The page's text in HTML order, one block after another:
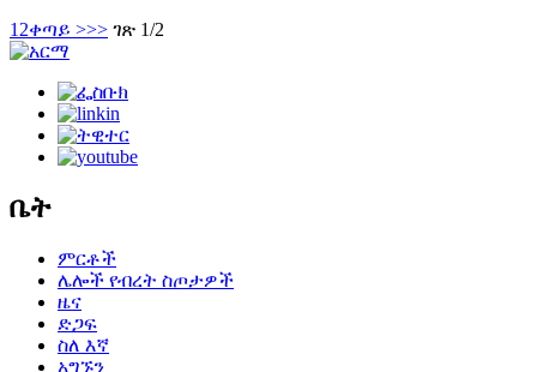
1 2ቀጣይ >>> ገጽ 1/2
ቤት
ምርቶች
ሌሎች የብረት ስጦታዎች
ዜና
ድጋፍ
ስለ እኛ
አግኙን